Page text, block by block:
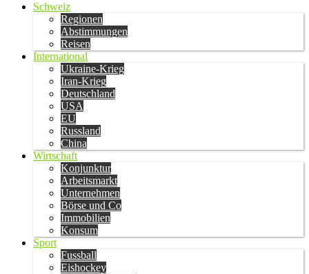
Schweiz
Regionen
Abstimmungen
Reisen
International
Ukraine-Krieg
Iran-Krieg
Deutschland
USA
EU
Russland
China
Wirtschaft
Konjunktur
Arbeitsmarkt
Unternehmen
Börse und Co
Immobilien
Konsum
Sport
Fussball
Eishockey